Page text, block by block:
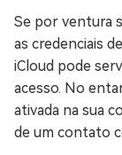
Se por ventura
as credenciais
iCloud pode
acesso. No
ativada na sua
de um contato